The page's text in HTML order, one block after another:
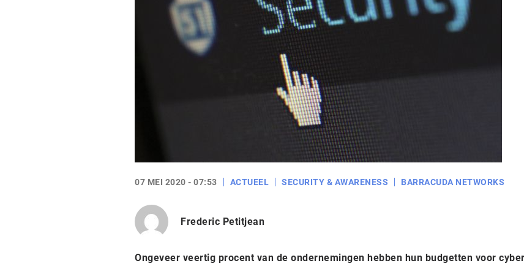
07 MEI 2020 - 07:53 ACTUEEL SECURITY & AWARENESS BARRACUDA NETWORKS
Frederic Petitjean
Ongeveer veertig procent van de ondernemingen hebben hun budgetten voor